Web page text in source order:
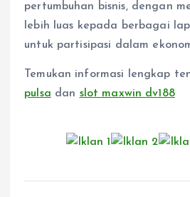
pertumbuhan bisnis, dengan
lebih luas kepada berbagai
untuk partisipasi dalam
Temukan informasi lengkap
pulsa dan slot maxwin dv188